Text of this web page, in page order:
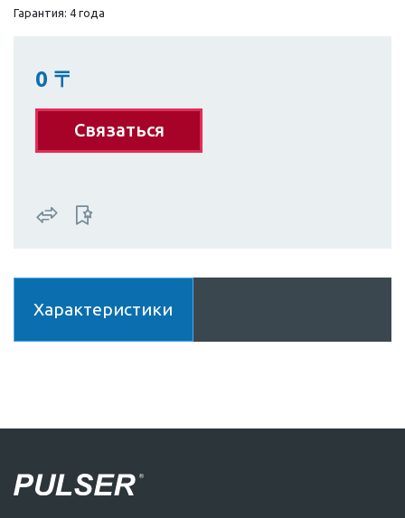
Гарантия: 4 года
0 〒
Связаться
Характеристики